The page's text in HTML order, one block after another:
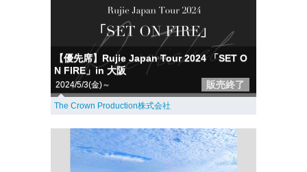
【優先席】Rujie Japan Tour 2024 「SET O
N FIRE」in 大阪
2024/5/3(金)～ 販売終了
The Crown Production株式会社